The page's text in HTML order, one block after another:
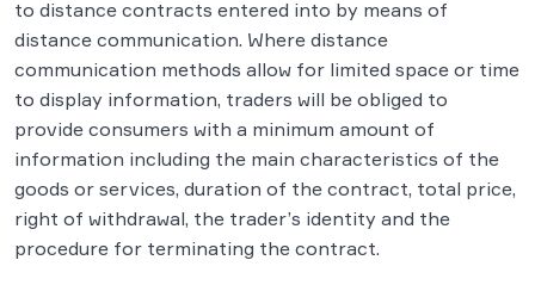
to distance contracts entered into by means of
distance communication. Where distance
communication methods allow for limited space or time
to display information, traders will be obliged to
provide consumers with a minimum amount of
information including the main characteristics of the
goods or services, duration of the contract, total price,
right of withdrawal, the trader’s identity and the
procedure for terminating the contract.